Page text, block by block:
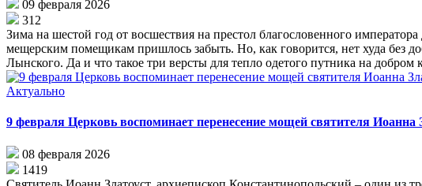
09 февраля 2026
312
Зима на шестой год от восшествия на престол благословенного
мещерским помещикам пришлось забыть. Но, как говорится, нет худа без
Лынского. Да и что такое три версты для тепло одетого путника на добром
Актуально
9 февраля Церковь воспоминает перенесение мощей святителя Иоанна
08 февраля 2026
1419